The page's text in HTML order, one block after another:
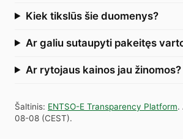
Kiek tikslūs šie duomenys?
Ar galiu sutaupyti pakeitęs
Ar rytojaus kainos jau žinomos?
Šaltinis: ENTSO-E Transparency Platform.
08-08 (CEST).